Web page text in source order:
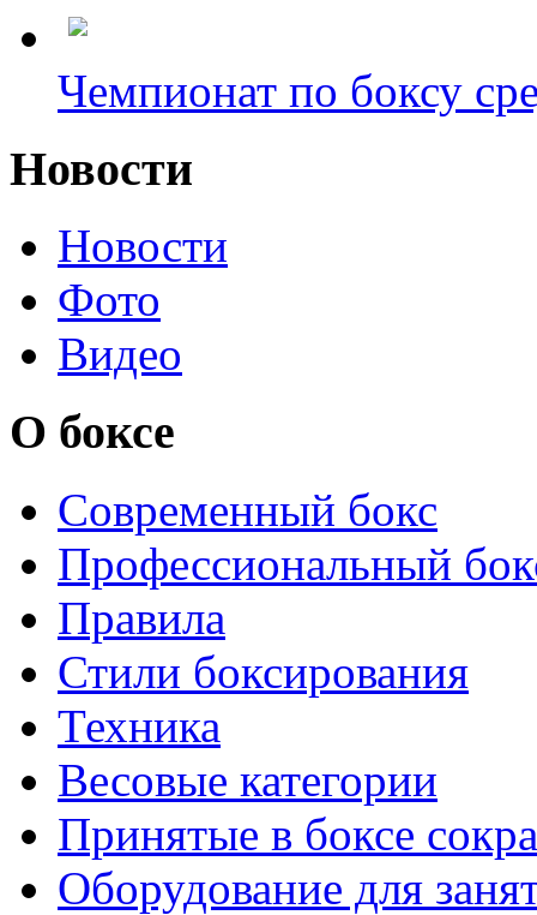
Чемпионат по боксу
Новости
Новости
Фото
Видео
О боксе
Современный бокс
Профессиональный
Правила
Стили боксирования
Техника
Весовые категории
Принятые в боксе
Оборудование для